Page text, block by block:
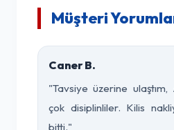
Müşteri
Caner B.
"Tavsiye üzerine
çok disiplinliler. Kilis
bitti."